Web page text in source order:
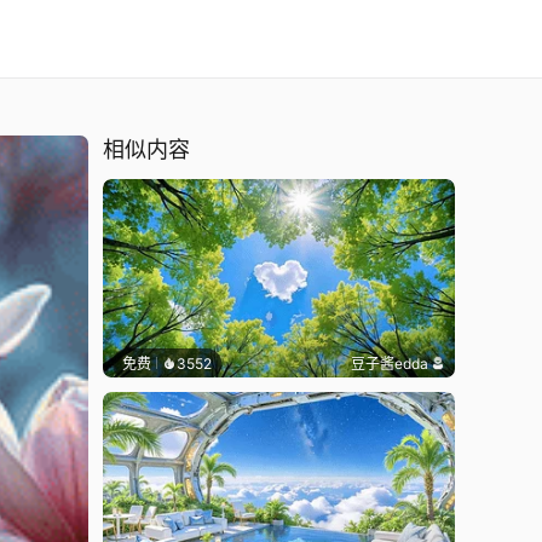
相似内容
免费 3552 豆子酱edda